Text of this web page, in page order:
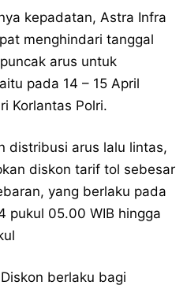
kepadatan, Astra Infra
menghindari tanggal
arus untuk
pada 14 – 15 April
Korlantas Polri.
distribusi arus lalu lintas,
diskon tarif tol sebesar
yang berlaku pada
pukul 05.00 WIB hingga
berlaku bagi